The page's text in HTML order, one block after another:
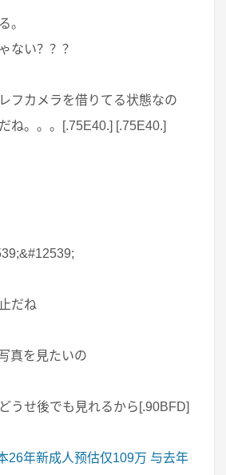
。
ない？？？
フカメラを借りてる状態なの
ね。。。[.75E40.] [.75E40.]
だね
真を見たいの
うせ後でも見れるから[.90BFD]
26年新成人预估仅109万 与去年